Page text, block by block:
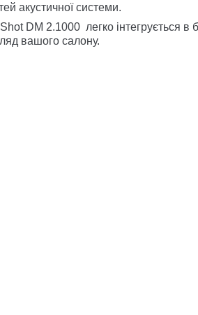
акустичної системи.
DM 2.1000 легко інтегрується в
вашого салону.